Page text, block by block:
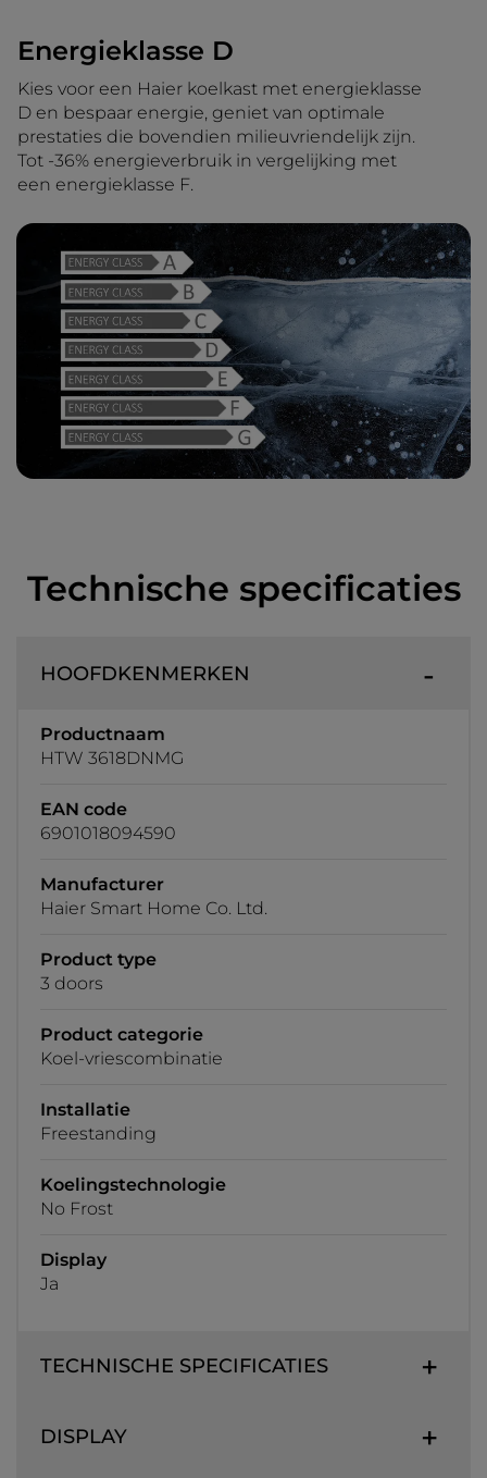
Energieklasse D
Kies voor een Haier koelkast met energieklasse
D en bespaar energie, geniet van optimale
prestaties die bovendien milieuvriendelijk zijn.
Tot -36% energieverbruik in vergelijking met
een energieklasse F.
Technische specificaties
HOOFDKENMERKEN
Productnaam
HTW 3618DNMG
EAN code
6901018094590
Manufacturer
Haier Smart Home Co. Ltd.
Product type
3 doors
Product categorie
Koel-vriescombinatie
Installatie
Freestanding
Koelingstechnologie
No Frost
Display
Ja
TECHNISCHE SPECIFICATIES
DISPLAY